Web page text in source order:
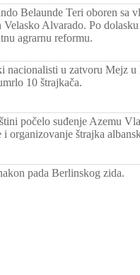
Belaunde Teri oboren
Alvarado. Po
agrarnu reformu.
nacionalisti u zatvoru Mejz
10 štrajkača.
počelo suđenje Azemu
organizovanje štrajka
pada Berlinskog zida.